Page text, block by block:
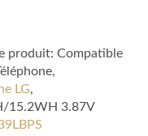
produit: Compatible
LG,
15.2WH 3.87V